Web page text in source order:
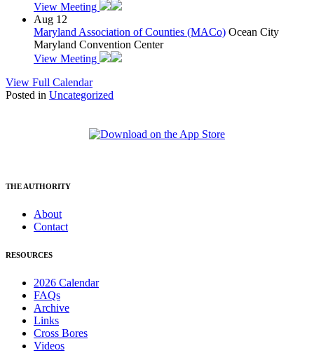
View Meeting
Aug 12
Maryland Association of Counties (MACo) Ocean City
Maryland Convention Center
View Meeting
View Full Calendar
Posted in Uncategorized
THE AUTHORITY
About
Contact
RESOURCES
2026 Calendar
FAQs
Archive
Links
Cross Bores
Videos